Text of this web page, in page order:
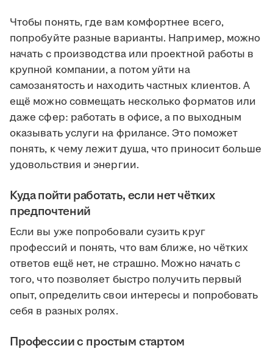
Чтобы понять, где вам комфортнее всего,
попробуйте разные варианты. Например, можно
начать с производства или проектной работы в
крупной компании, а потом уйти на
самозанятость и находить частных клиентов. А
ещё можно совмещать несколько форматов или
даже сфер: работать в офисе, а по выходным
оказывать услуги на фрилансе. Это поможет
понять, к чему лежит душа, что приносит больше
удовольствия и энергии.
Куда пойти работать, если нет чётких
предпочтений
Если вы уже попробовали сузить круг
профессий и понять, что вам ближе, но чётких
ответов ещё нет, не страшно. Можно начать с
того, что позволяет быстро получить первый
опыт, определить свои интересы и попробовать
себя в разных ролях.
Профессии с простым стартом